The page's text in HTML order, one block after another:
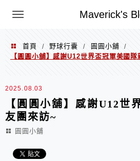
Maverick's
Menu
首頁 / 野球行囊 / 圓圓小舖
/
【圓圓小舖】感謝U12世界盃冠軍美國
2025.08.03
【圓圓小舖】感謝U12世
友團來訪~
圓圓小舖